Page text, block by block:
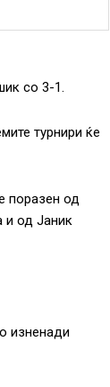
со 3-1.
турнири ќе
поразен од
и од Јаник
изненади